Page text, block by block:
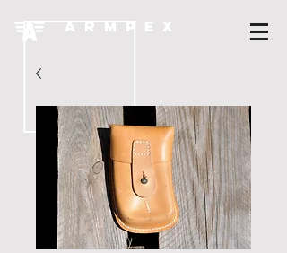
A R M P E X